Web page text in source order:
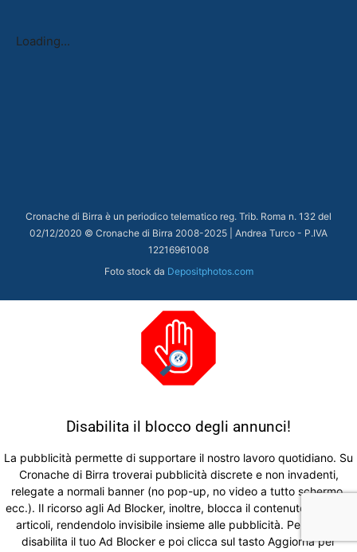
Loading...
Cronache di Birra è un periodico telematico reg. Trib. Roma n. 132 del
02/12/2020 © Cronache di Birra 2008-2025 | Andrea Turco - P.IVA
12216961008
Foto stock da Depositphotos.com
Disabilita il blocco degli annunci!
La pubblicità permette di supportare il nostro lavoro quotidiano. Su
Cronache di Birra troverai pubblicità discrete e non invadenti,
relegate a normali banner (no pop-up, no video a tutto schermo,
ecc.). Il ricorso agli Ad Blocker, inoltre, blocca il contenuto di alcuni
articoli, rendendolo invisibile insieme alle pubblicità. Per favore
disabilita il tuo Ad Blocker e poi clicca sul tasto Aggiorna per